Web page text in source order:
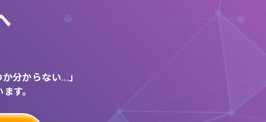
分からない...」
す。